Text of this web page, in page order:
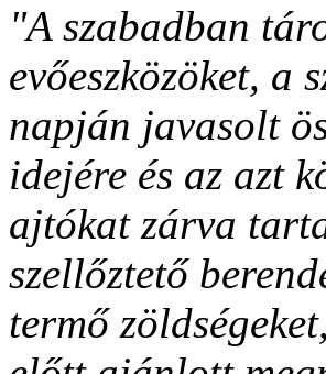
"A szabadban
evőeszközöket, a
napján javasolt
idejére és az azt
ajtókat zárva
szellőztető
termő